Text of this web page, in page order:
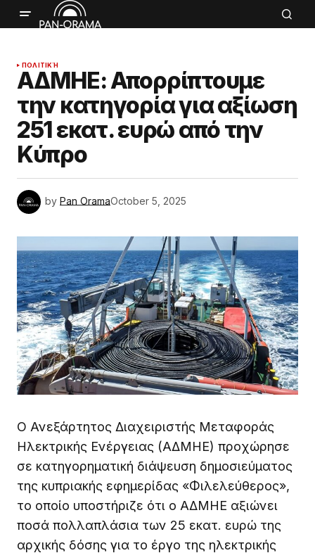
ΠΟΛΙΤΙΚΉ
ΑΔΜΗΕ: Απορρίπτουμε
την κατηγορία για αξίωση
251 εκατ. ευρώ από την
Κύπρο
by Pan OramaOctober 5, 2025
Ο Ανεξάρτητος Διαχειριστής Μεταφοράς
Ηλεκτρικής Ενέργειας (ΑΔΜΗΕ) προχώρησε
σε κατηγορηματική διάψευση δημοσιεύματος
της κυπριακής εφημερίδας «Φιλελεύθερος»,
το οποίο υποστήριζε ότι ο ΑΔΜΗΕ αξιώνει
ποσά πολλαπλάσια των 25 εκατ. ευρώ της
αρχικής δόσης για το έργο της ηλεκτρικής